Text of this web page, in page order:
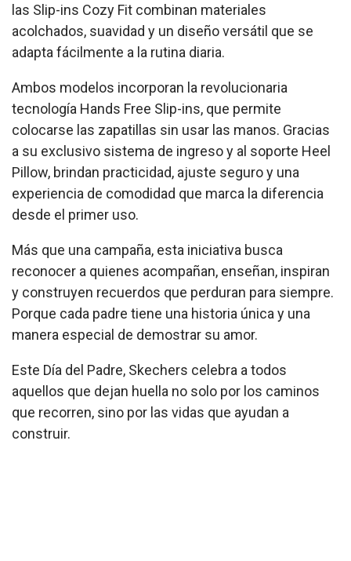
las Slip-ins Cozy Fit combinan materiales
acolchados, suavidad y un diseño versátil que se
adapta fácilmente a la rutina diaria.
Ambos modelos incorporan la revolucionaria
tecnología Hands Free Slip-ins, que permite
colocarse las zapatillas sin usar las manos. Gracias
a su exclusivo sistema de ingreso y al soporte Heel
Pillow, brindan practicidad, ajuste seguro y una
experiencia de comodidad que marca la diferencia
desde el primer uso.
Más que una campaña, esta iniciativa busca
reconocer a quienes acompañan, enseñan, inspiran
y construyen recuerdos que perduran para siempre.
Porque cada padre tiene una historia única y una
manera especial de demostrar su amor.
Este Día del Padre, Skechers celebra a todos
aquellos que dejan huella no solo por los caminos
que recorren, sino por las vidas que ayudan a
construir.